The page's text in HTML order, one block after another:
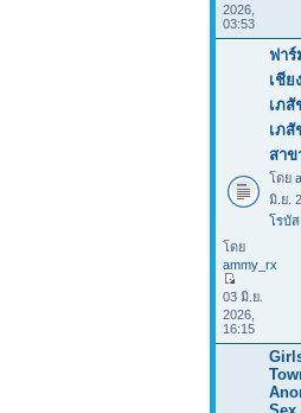
2026,
03:53
ฟา
เชีย
เภสั
เภสั
สาข
โดย
มิ.ย.
โรบั
โดย
ammy_rx
03 มิ.ย.
2026,
16:15